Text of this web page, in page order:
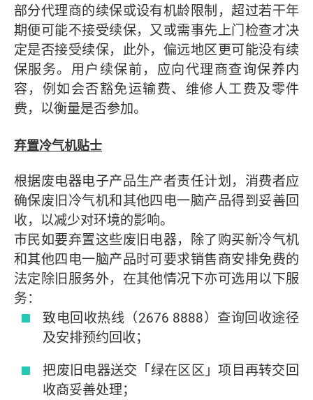
部分代理商的续保或设有机龄限制，超过若干年
期便可能不接受续保，又或需事先上门检查才决
定是否接受续保，此外，偏远地区更可能没有续
保服务。用户续保前，应向代理商查询保养内
容，例如会否豁免运输费、维修人工费及零件
费，以衡量是否参加。
弃置冷气机贴士
根据废电器电子产品生产者责任计划，消费者应
确保废旧冷气机和其他四电一脑产品得到妥善回
收，以减少对环境的影响。
巿民如要弃置这些废旧电器，除了购买新冷气机
和其他四电一脑产品时可要求销售商安排免费的
法定除旧服务外，在其他情况下亦可选用以下服
务：
致电回收热线（2676 8888）查询回收途径
及安排预约回收；
把废旧电器送交「绿在区区」项目再转交回
收商妥善处理；